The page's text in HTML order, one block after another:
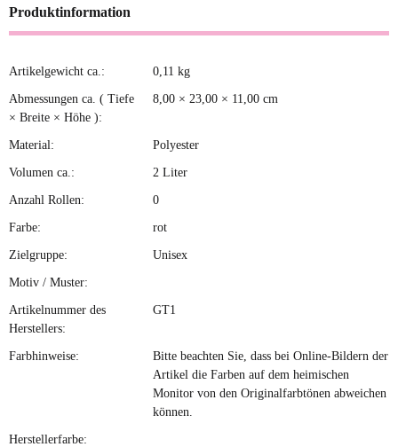
Produktinformation
Produkteigenschaft
Wert
Artikelgewicht ca.: 0,11 kg
Abmessungen ca. ( Tiefe
× Breite × Höhe ):
8,00 × 23,00 × 11,00 cm
Material: Polyester
Volumen ca.: 2 Liter
Anzahl Rollen: 0
Farbe: rot
Zielgruppe: Unisex
Motiv / Muster:
Artikelnummer des
Herstellers:
GT1
Farbhinweise:
Bitte beachten Sie, dass bei Online-Bildern der
Artikel die Farben auf dem heimischen
Monitor von den Originalfarbtönen abweichen
können.
Herstellerfarbe: